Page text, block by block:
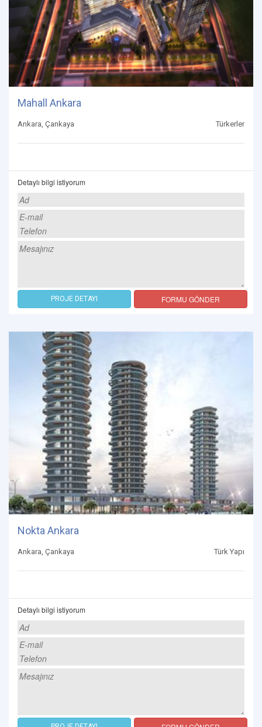
Mahall Ankara
Ankara, Çankaya Türkerler
Detaylı bilgi istiyorum
PROJE DETAYI FORMU GÖNDER
Nokta Ankara
Ankara, Çankaya Türk Yapı
Detaylı bilgi istiyorum